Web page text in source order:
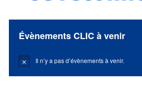
Évènements CLIC à venir
Notice Il n’y a pas d’évènements à venir.